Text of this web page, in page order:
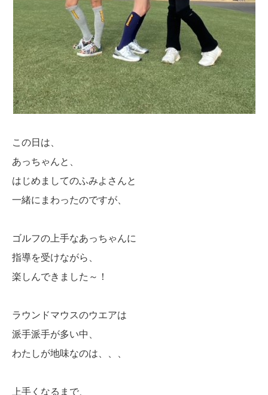
この日は、
あっちゃんと、
はじめましてのふみよさんと
一緒にまわったのですが、
ゴルフの上手なあっちゃんに
指導を受けながら、
楽しんできました～！
ラウンドマウスのウエアは
派手派手が多い中、
わたしが地味なのは、、、
上手くなるまで、